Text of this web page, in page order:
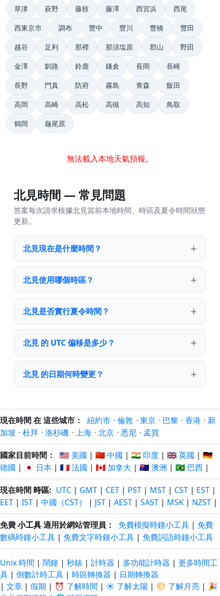
草津 萩野 藤枝 藤澤 西宮浜 西尾
西東京市 調布 豐中 豐川 豐橋 豐田
越谷 足利 那裡 那須塩原 郡山 野田
金澤 釧路 鈴鹿 鎌倉 長岡 長崎
長野 門真 防府 霧島 青森 飯田
高岡 高崎 高松 高槻 高知 鳥取
鶴岡 龜尾原
無法載入本地天氣預報。
北見時間 — 常見問題
答案每次請求根據北見當前本地時間、時區及夏令時間狀態
更新。
北見現在是什麼時間？
北見使用哪個時區？
北見是否實行夏令時間？
北見 的 UTC 偏移是多少？
北見 的日期何時變更？
現在時間 在 這些城市： 紐約市 · 倫敦 · 東京 · 巴黎 · 香港 · 新
加坡 · 杜拜 · 洛杉磯 · 上海 · 北京 · 悉尼 · 孟買
國家目前時間： 🇺🇸 美國 | 🇨🇳 中國 | 🇮🇳 印度 | 🇬🇧 英國 | 🇩🇪
德國 | 🇯🇵 日本 | 🇫🇷 法國 | 🇨🇦 加拿大 | 🇦🇺 澳洲 | 🇧🇷 巴西 |
現在時間 時區: UTC | GMT | CET | PST | MST | CST | EST |
EET | IST | 中國（CST） | JST | AEST | SAST | MSK | NZST |
免費小工具適用於網站管理員： 免費模擬時鐘小工具 | 免費
數碼時鐘小工具 | 免費文字時鐘小工具 | 免費詞語時鐘小工具
Unix 時間 | 鬧鐘 | 秒錶 | 計時器 | 多功能計時器 | 更多時間工
具 | 倒數計時工具 | 時區轉換器 | 日期轉換器
| 文章 | 假期 | ⏰ 了解時間 | ☀️ 了解太陽 | 🌕 了解月亮 | 🎉